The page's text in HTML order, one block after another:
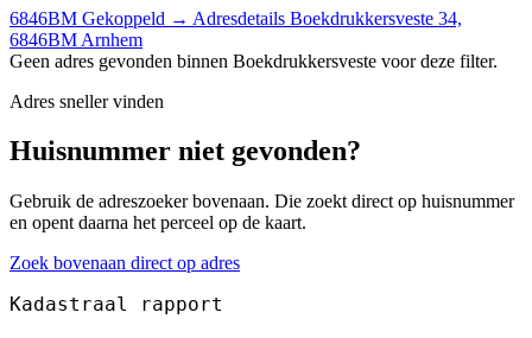
6846BM Gekoppeld → Adresdetails Boekdrukkersveste 34,
6846BM Arnhem
Geen adres gevonden binnen Boekdrukkersveste voor deze filter.
Adres sneller vinden
Huisnummer niet gevonden?
Gebruik de adreszoeker bovenaan. Die zoekt direct op huisnummer
en opent daarna het perceel op de kaart.
Zoek bovenaan direct op adres
Kadastraal rapport